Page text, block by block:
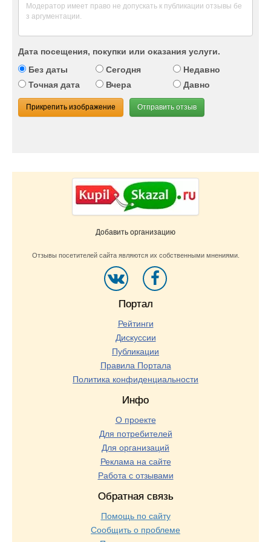
Дата посещения, покупки или оказания услуги.
Без даты
Сегодня
Недавно
Точная дата
Вчера Давно
Прикрепить изображение Отправить отзыв
Добавить организацию
Отзывы посетителей сайта являются их собственными мнениями.
Портал
Рейтинги
Дискуссии
Публикации
Правила Портала
Политика конфиденциальности
Инфо
О проекте
Для потребителей
Для организаций
Реклама на сайте
Работа с отзывами
Обратная связь
Помощь по сайту
Сообщить о проблеме